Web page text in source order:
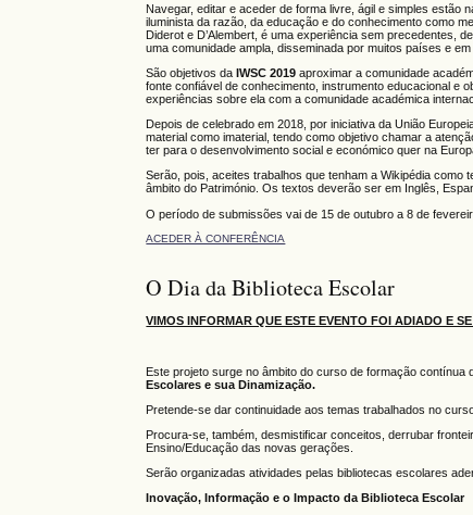
Navegar, editar e aceder de forma livre, ágil e simples estão
iluminista da razão, da educação e do conhecimento como
Diderot e D’Alembert, é uma experiência sem precedentes,
uma comunidade ampla, disseminada por muitos países e em
São objetivos da IWSC 2019aproximar a comunidade
fonte confiável de conhecimento, instrumento educacional e
experiências sobre ela com a comunidade académica
Depois de celebrado em 2018, por iniciativa da União
material como imaterial, tendo como objetivo chamar a
ter para o desenvolvimento social e económico quer na
Serão, pois, aceites trabalhos que tenham a Wikipédia
âmbito do Património. Os textos deverão ser em Inglês,
O período de submissões vai de 15 de outubro a 8 de
ACEDER À CONFERÊNCIA
O Dia da Biblioteca Escolar
VIMOS INFORMAR QUE ESTE EVENTO FOI ADIADO E
Este projeto surge no âmbito do curso de formação
Escolares e sua Dinamização.
Pretende-se dar continuidade aos temas trabalhados no
Procura-se, também, desmistificar conceitos, derrubar
Ensino/Educação das novas gerações.
Serão organizadas atividades pelas bibliotecas escolares
Inovação, Informação e o Impacto da Biblioteca Escolar